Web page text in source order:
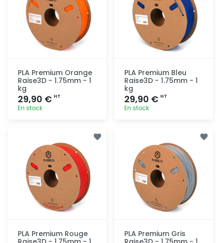
PLA Premium Orange
Raise3D - 1.75mm - 1
kg
29,90 € HT
En stock
PLA Premium Bleu
Raise3D - 1.75mm - 1
kg
29,90 € HT
En stock
PLA Premium Rouge
PLA Premium Gris